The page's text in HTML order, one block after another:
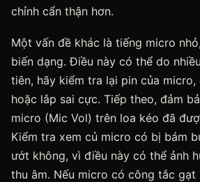
chỉnh cẩn thận hơn.
Một vấn đề khác là tiếng micro
biến dạng. Điều này có thể do
tiên, hãy kiểm tra lại pin của
hoặc lắp sai cực. Tiếp theo, đảm
micro (Mic Vol) trên loa kéo đã
Kiểm tra xem củ micro có bị bám
ướt không, vì điều này có thể ảnh
thu âm. Nếu micro có công tắc gạt